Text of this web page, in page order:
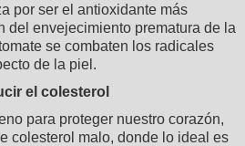
por ser el antioxidante más
del envejecimiento prematura de la
se combaten los radicales
de la piel.
el colesterol
para proteger nuestro corazón,
colesterol malo, donde lo ideal es